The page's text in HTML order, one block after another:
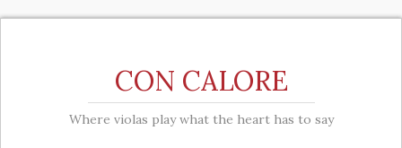
CON CALORE
Where violas play what the heart has to say